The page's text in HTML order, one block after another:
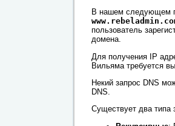
В нашем следующем
пользователь
домена.
Для получения IP
Вильяма требуется
Некий запрос DNS
DNS.
Существует два типа